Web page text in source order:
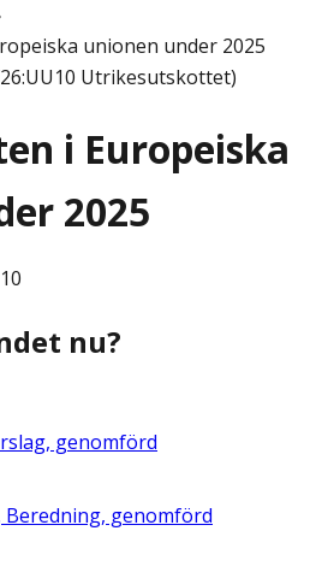
unionen under 2025
Utrikesutskottet)
i Europeiska
2025
nu?
genomförd
Beredning, genomförd